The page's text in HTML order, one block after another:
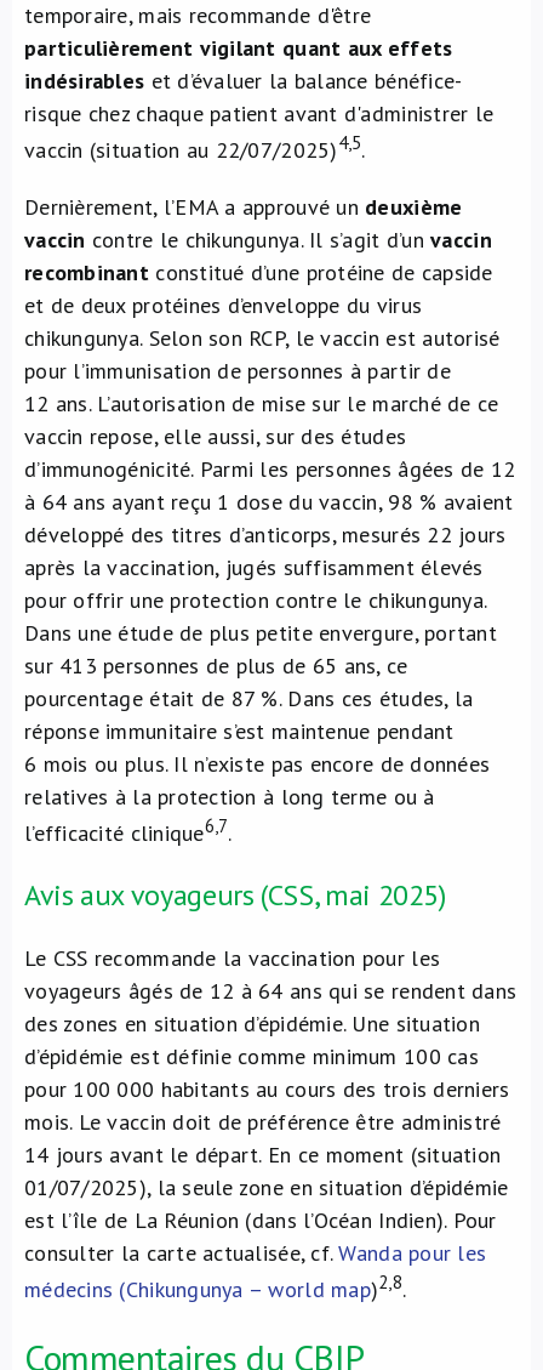
temporaire, mais recommande d'être
particulièrement vigilant quant aux effets
indésirables et d’évaluer la balance bénéfice-
risque chez chaque patient avant d'administrer le
vaccin (situation au 22/07/2025)4,5.
Dernièrement, l’EMA a approuvé un deuxième
vaccin contre le chikungunya. Il s’agit d’unvaccin
recombinant constitué d’une protéine de capside
et de deux protéines d’enveloppe du virus
chikungunya. Selon son RCP, le vaccin est autorisé
pour l’immunisation de personnes à partir de
12 ans. L’autorisation de mise sur le marché de ce
vaccin repose, elle aussi, sur des études
d’immunogénicité. Parmi les personnes âgées de 12
à 64 ans ayant reçu 1 dose du vaccin, 98 % avaient
développé des titres d’anticorps, mesurés 22 jours
après la vaccination, jugés suffisamment élevés
pour offrir une protection contre le chikungunya.
Dans une étude de plus petite envergure, portant
sur 413 personnes de plus de 65 ans, ce
pourcentage était de 87 %. Dans ces études, la
réponse immunitaire s’est maintenue pendant
6 mois ou plus. Il n’existe pas encore de données
relatives à la protection à long terme ou à
l’efficacité clinique6,7.
Avis aux voyageurs (CSS, mai 2025)
Le CSS recommande la vaccination pour les
voyageurs âgés de 12 à 64 ans qui se rendent dans
des zones en situation d’épidémie. Une situation
d’épidémie est définie comme minimum 100 cas
pour 100 000 habitants au cours des trois derniers
mois. Le vaccin doit de préférence être administré
14 jours avant le départ. En ce moment (situation
01/07/2025), la seule zone en situation d’épidémie
est l’île de La Réunion (dans l’Océan Indien). Pour
consulter la carte actualisée, cf.Wanda pour les
médecins (Chikungunya – world map)2,8.
Commentaires du CBIP